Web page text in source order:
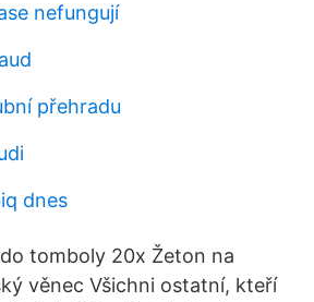
nefungují
přehradu
dnes
tomboly 20x Žeton na
věnec Všichni ostatní, kteří